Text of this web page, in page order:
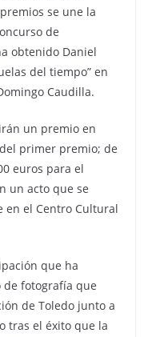
se une la
de
obtenido Daniel
del tiempo” en
Caudilla.
un premio en
primer premio; de
euros para el
un acto que se
en el Centro Cultural
que ha
de fotografía que
de Toledo junto a
tras el éxito que la